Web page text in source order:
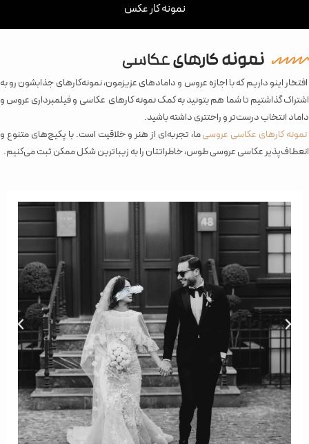
نمونه کار عکس
نمونه کارهایعکاسی
افتخار اینو داریم که با اجازه عروس و دامادهای عزیزمون، نمونه‌کارهای جذابشون رو به
اشتراک گذاشتیم تا شما هم بتونید به کمک نمونه کارهای عکاسی و فیلمبرداری عروس و
داماد انتخاب درست‌تر و راحتتری داشته باشید.
نمونه کارهای عکاسی عروسیما، تجربه‌ای از هنر و خلاقیت است. با پکیج‌های متنوع و
انعطاف‌پذیر عکاسی عروسی طوس، خاطراتتان را به زیباترین شکل ممکن ثبت می‌کنیم.